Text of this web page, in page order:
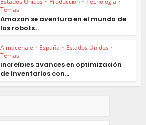
Estados Unidos • Producción • Tecnologia •
Temas
Amazon se aventura en el mundo de
los robots...
Almacenaje • España • Estados Unidos •
Temas
Increíbles avances en optimización
de inventarios con...